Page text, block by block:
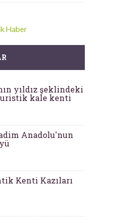
yıldız şeklindeki
kale kenti
Anadolu'nun
Kenti Kazıları